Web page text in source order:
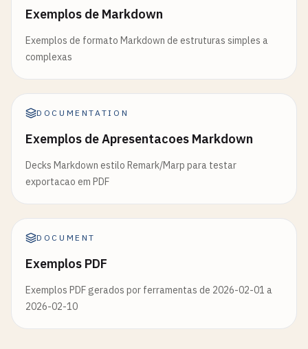
Exemplos de Markdown
Exemplos de formato Markdown de estruturas simples a
complexas
DOCUMENTATION
Exemplos de Apresentacoes Markdown
Decks Markdown estilo Remark/Marp para testar
exportacao em PDF
DOCUMENT
Exemplos PDF
Exemplos PDF gerados por ferramentas de 2026-02-01 a
2026-02-10